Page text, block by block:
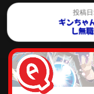
投稿
ギンちゃ
L無